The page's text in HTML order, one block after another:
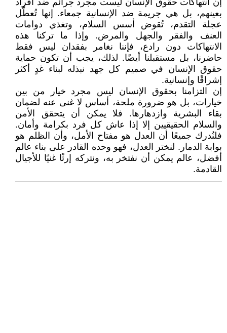
إن انتهاكات حقوق الإنسان ليست مجرد جرائم ضد أفراد
بعينهم، بل هي جريمة ضد الإنسانية جمعاء. إنها تُعطّل
عجلة التقدم، تُقوض أسس السلام، وتغذي دوامات
العنف والفقر والجهل والمرض. وإذا ما تركنا هذه
الانتهاكات دون رادع، فإننا نغامر بفقدان ليس فقط
حاضرنا، بل مستقبلنا أيضًا. لذلك، يجب أن تكون حماية
حقوق الإنسان في صميم كل جهد نبذله لبناء غدٍ أكثر
إشراقًا وإنسانية.
إن التزامنا بحقوق الإنسان ليس مجرد خيار من بين
خيارات، بل هو ضرورة ملحة، أساس لا غنى عنه لضمان
بقاء البشرية وازدهارها. فلا يمكن أن يتحقق الأمن
والسلام الحقيقيين إلا إذا عاش كل فرد بكرامة وأمان.
فلنُدرك جميعًا أن العدل هو مفتاح الأمل، وأن الظلم هو
بوابة الدمار. لنختر العدل، فهو وحده القادر على بناء عالم
أفضل، عالم يمكن أن نفتخر به، ونتركه إرثًا غنيًا للأجيال
القادمة.